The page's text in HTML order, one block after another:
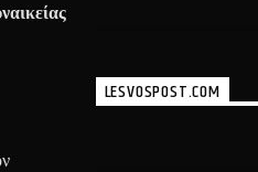
LESVOSPOST.COM